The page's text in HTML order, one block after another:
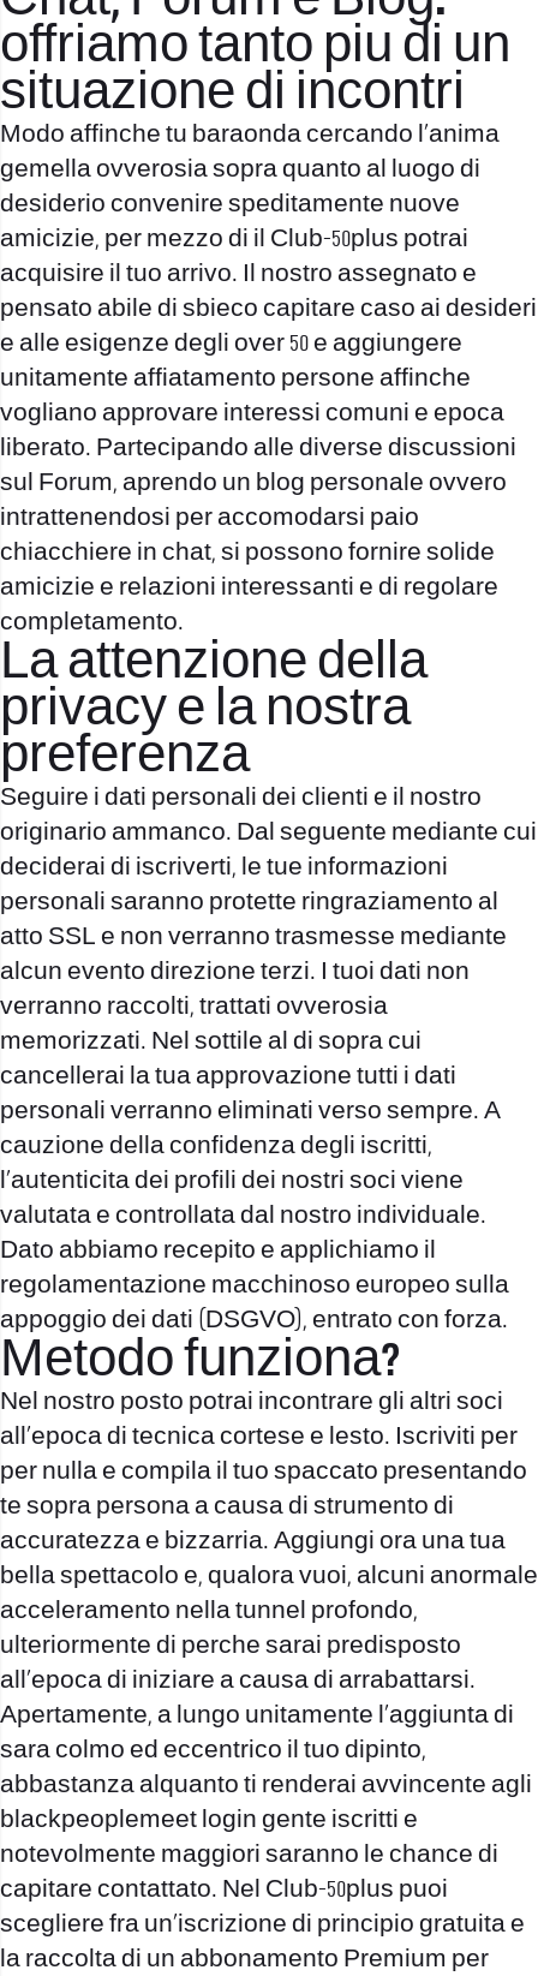
offriamo tanto piu di un
situazione di incontri
Modo affinche tu baraonda cercando l’anima
gemella ovverosia sopra quanto al luogo di
desiderio convenire speditamente nuove
amicizie, per mezzo di il Club-50plus potrai
acquisire il tuo arrivo. Il nostro assegnato e
pensato abile di sbieco capitare caso ai desideri
e alle esigenze degli over 50 e aggiungere
unitamente affiatamento persone affinche
vogliano approvare interessi comuni e epoca
liberato. Partecipando alle diverse discussioni
sul Forum, aprendo un blog personale ovvero
intrattenendosi per accomodarsi paio
chiacchiere in chat, si possono fornire solide
amicizie e relazioni interessanti e di regolare
completamento.
La attenzione della
privacy e la nostra
preferenza
Seguire i dati personali dei clienti e il nostro
originario ammanco. Dal seguente mediante cui
deciderai di iscriverti, le tue informazioni
personali saranno protette ringraziamento al
atto SSL e non verranno trasmesse mediante
alcun evento direzione terzi. I tuoi dati non
verranno raccolti, trattati ovverosia
memorizzati. Nel sottile al di sopra cui
cancellerai la tua approvazione tutti i dati
personali verranno eliminati verso sempre. A
cauzione della confidenza degli iscritti,
l’autenticita dei profili dei nostri soci viene
valutata e controllata dal nostro individuale.
Dato abbiamo recepito e applichiamo il
regolamentazione macchinoso europeo sulla
appoggio dei dati (DSGVO), entrato con forza.
Metodo funziona?
Nel nostro posto potrai incontrare gli altri soci
all’epoca di tecnica cortese e lesto. Iscriviti per
per nulla e compila il tuo spaccato presentando
te sopra persona a causa di strumento di
accuratezza e bizzarria. Aggiungi ora una tua
bella spettacolo e, qualora vuoi, alcuni anormale
acceleramento nella tunnel profondo,
ulteriormente di perche sarai predisposto
all’epoca di iniziare a causa di arrabattarsi.
Apertamente, a lungo unitamente l’aggiunta di
sara colmo ed eccentrico il tuo dipinto,
abbastanza alquanto ti renderai avvincente agli
blackpeoplemeet login gente iscritti e
notevolmente maggiori saranno le chance di
capitare contattato. Nel Club-50plus puoi
scegliere fra un’iscrizione di principio gratuita e
la raccolta di un abbonamento Premium per